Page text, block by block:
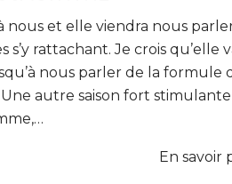
nous et elle viendra nous
rattachant. Je crois qu’elle
nous parler de la formule
Une autre saison fort stimulante
En savoir